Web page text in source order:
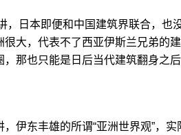
日本即便和中国建筑界联合，也
很大，代表不了西亚伊斯兰兄弟的
，那也只能是日后当代建筑翻身之
伊东丰雄的所谓“亚洲世界观”，